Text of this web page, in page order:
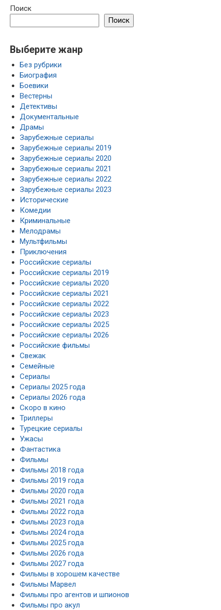
Поиск
Поиск
Выберите жанр
Без рубрики
Биография
Боевики
Вестерны
Детективы
Документальные
Драмы
Зарубежные сериалы
Зарубежные сериалы 2019
Зарубежные сериалы 2020
Зарубежные сериалы 2021
Зарубежные сериалы 2022
Зарубежные сериалы 2023
Исторические
Комедии
Криминальные
Мелодрамы
Мультфильмы
Приключения
Российские сериалы
Российские сериалы 2019
Российские сериалы 2020
Российские сериалы 2021
Российские сериалы 2022
Российские сериалы 2023
Российские сериалы 2025
Российские сериалы 2026
Российские фильмы
Свежак
Семейные
Сериалы
Сериалы 2025 года
Сериалы 2026 года
Скоро в кино
Триллеры
Турецкие сериалы
Ужасы
Фантастика
Фильмы
Фильмы 2018 года
Фильмы 2019 года
Фильмы 2020 года
Фильмы 2021 года
Фильмы 2022 года
Фильмы 2023 года
Фильмы 2024 года
Фильмы 2025 года
Фильмы 2026 года
Фильмы 2027 года
Фильмы в хорошем качестве
Фильмы Марвел
Фильмы про агентов и шпионов
Фильмы про акул